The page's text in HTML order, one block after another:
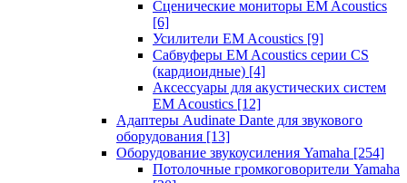
Сценические мониторы EM Acoustics
[6]
Усилители EM Acoustics [9]
Сабвуферы EM Acoustics серии CS
(кардиоидные) [4]
Аксессуары для акустических систем
EM Acoustics [12]
Адаптеры Audinate Dante для звукового
оборудования [13]
Оборудование звукоусиления Yamaha [254]
Потолочные громкоговорители Yamaha